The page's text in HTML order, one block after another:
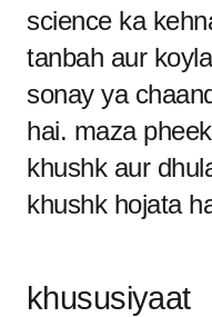
science ka
tanbah aur
sonay ya
hai. maza
khushk aur
khushk hojata
khususiyaat